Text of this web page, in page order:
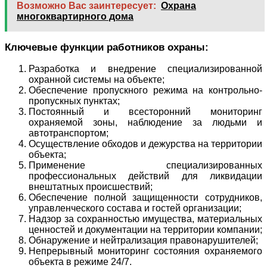
Возможно Вас заинтересует: Охрана
многоквартирного дома
Ключевые функции работников охраны:
Разработка и внедрение специализированной
охранной системы на объекте;
Обеспечение пропускного режима на контрольно-
пропускных пунктах;
Постоянный и всесторонний мониторинг
охраняемой зоны, наблюдение за людьми и
автотранспортом;
Осуществление обходов и дежурства на территории
объекта;
Применение специализированных
профессиональных действий для ликвидации
внештатных происшествий;
Обеспечение полной защищенности сотрудников,
управленческого состава и гостей организации;
Надзор за сохранностью имущества, материальных
ценностей и документации на территории компании;
Обнаружение и нейтрализация правонарушителей;
Непрерывный мониторинг состояния охраняемого
объекта в режиме 24/7.